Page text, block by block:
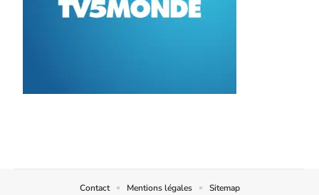
Contact Mentions légales Sitemap